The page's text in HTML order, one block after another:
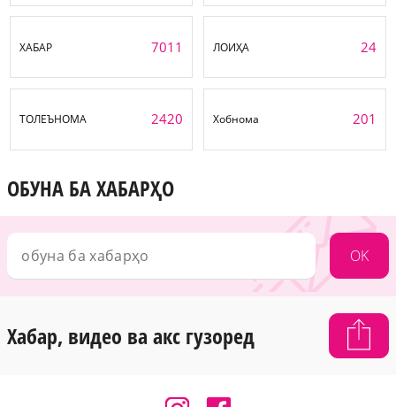
ХАБАР 7011 ЛОИҲА 24
ТОЛЕЪНОМА 2420 Хобнома 201
ОБУНА БА ХАБАРҲО
OK
Хабар, видео ва акс гузоред